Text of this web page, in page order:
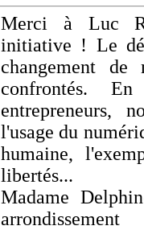
Merci à Luc
initiative ! Le
changement de
confrontés.
entrepreneurs,
l'usage du
humaine,
libertés...
Madame
arrondissement